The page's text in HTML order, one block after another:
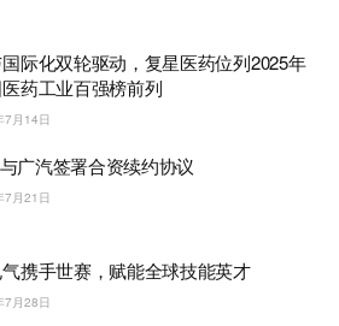
际化双轮驱动，复星医药位列2025年
药工业百强榜前列
7月14日
广汽签署合资续约协议
7月21日
携手世赛，赋能全球技能英才
7月28日